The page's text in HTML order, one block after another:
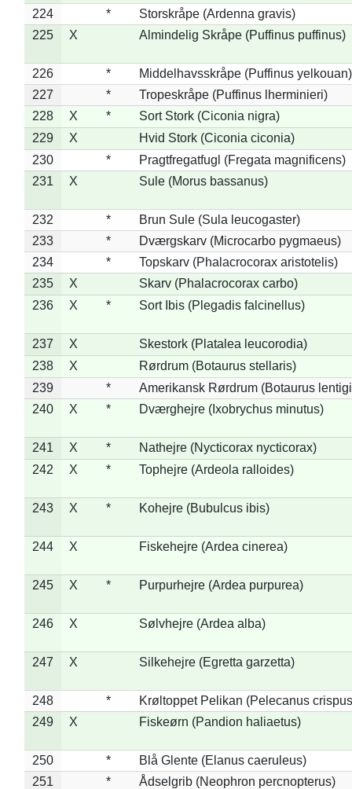
224 *
Storskråpe (Ardenna gravis)
225
X Almindelig Skråpe (Puffinus puffinus)
226 *
Middelhavsskråpe (Puffinus yelkouan)
227
*
Tropeskråpe (Puffinus lherminieri)
228
X *
Sort Stork (Ciconia nigra)
229
X
Hvid Stork (Ciconia ciconia)
230
*
Pragtfregatfugl (Fregata magnificens)
231
X Sule (Morus bassanus)
232 *
Brun Sule (Sula leucogaster)
233
*
Dværgskarv (Microcarbo pygmaeus)
234
*
Topskarv (Phalacrocorax aristotelis)
235
X
Skarv (Phalacrocorax carbo)
236
X * Sort Ibis (Plegadis falcinellus)
237 X
Skestork (Platalea leucorodia)
238
X
Rørdrum (Botaurus stellaris)
239
*
Amerikansk Rørdrum (Botaurus
240
X * Dværghejre (Ixobrychus minutus)
241 X *
Nathejre (Nycticorax nycticorax)
242
X * Tophejre (Ardeola ralloides)
243 X * Kohejre (Bubulcus ibis)
244 X Fiskehejre (Ardea cinerea)
245 X * Purpurhejre (Ardea purpurea)
246 X Sølvhejre (Ardea alba)
247 X Silkehejre (Egretta garzetta)
248 *
Krøltoppet Pelikan (Pelecanus
249
X Fiskeørn (Pandion haliaetus)
250 *
Blå Glente (Elanus caeruleus)
251
*
Ådselgrib (Neophron percnopterus)